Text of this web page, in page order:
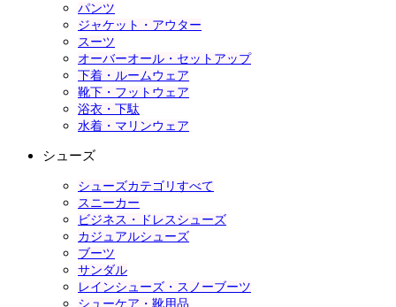
パンツ
ジャケット・アウター
スーツ
オーバーオール・セットアップ
下着・ルームウェア
靴下・フットウェア
浴衣・下駄
水着・マリンウェア
シューズ
シューズカテゴリすべて
スニーカー
ビジネス・ドレスシューズ
カジュアルシューズ
ブーツ
サンダル
レインシューズ・スノーブーツ
シューケア・靴用品